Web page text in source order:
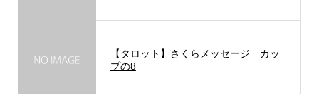
【タロット】さくらメッセージ カッ
プの8